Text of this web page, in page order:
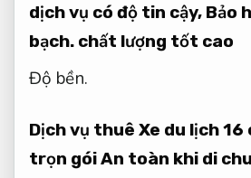
dịch vụ có độ tin cậy, Bảo
bạch. chất lượng tốt cao
Độ bền.
Dịch vụ thuê Xe du lịch 16
trọn góiAn toàn khi di